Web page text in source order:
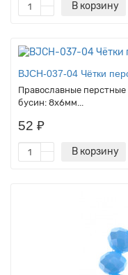
В корзину
BJCH-037-04 Чётки
Православные
бусин: 8х6мм...
52 ₽
В корзину